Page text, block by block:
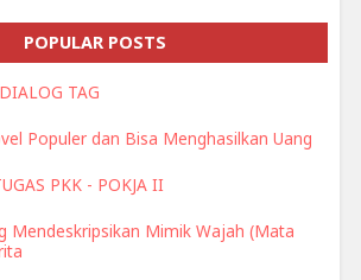
POPULAR POSTS
TAG
Populer dan Bisa Menghasilkan Uang
PKK - POKJA II
Mendeskripsikan Mimik Wajah (Mata